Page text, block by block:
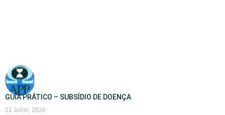
GUIA PRÁTICO – SUBSÍDIO DE DOENÇA
21 Julho, 2026